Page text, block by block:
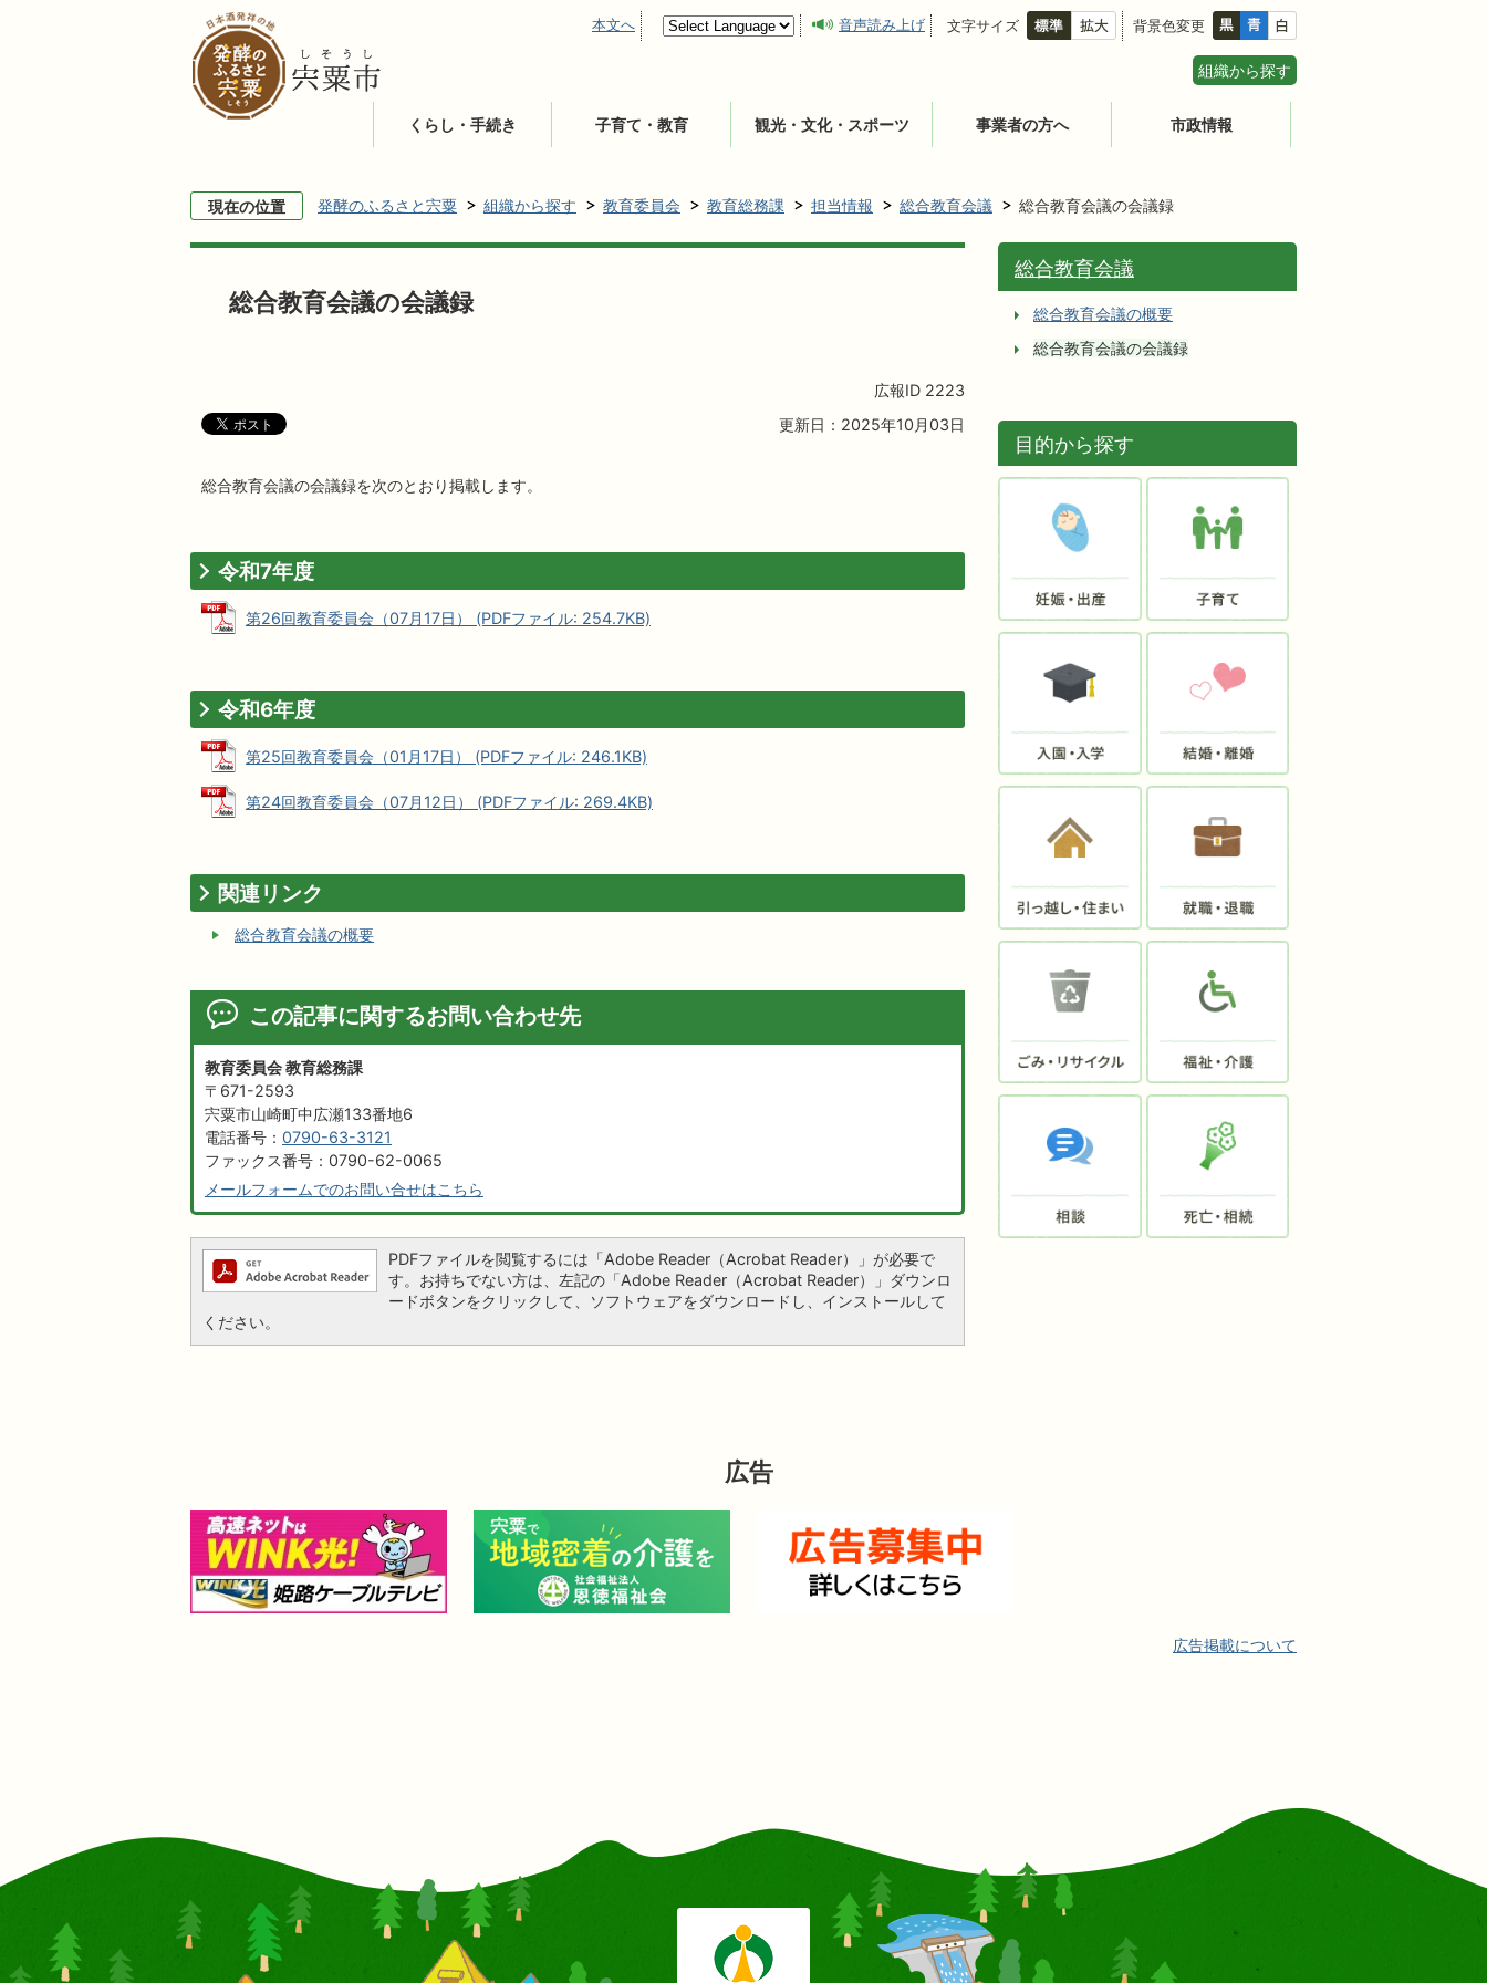
本文へ 音声読み上げ 文字サイズ 背景色変更
組織から探す
くらし・手続き 子育て・教育 観光・文化・スポーツ 事業者の方へ 市政情報
現在の位置 発酵のふるさと宍粟 組織から探す 教育委員会 教育総務課 担当情報 総合教育会議 総合教育会議の会議録
総合教育会議の会議録
広報ID 2223
更新日：2025年10月03日
総合教育会議の会議録を次のとおり掲載します。
令和7年度
第26回教育委員会（07月17日） (PDFファイル: 254.7KB)
令和6年度
第25回教育委員会（01月17日） (PDFファイル: 246.1KB)
第24回教育委員会（07月12日） (PDFファイル: 269.4KB)
関連リンク
総合教育会議の概要
この記事に関するお問い合わせ先
教育委員会 教育総務課
〒671-2593
宍粟市山崎町中広瀬133番地6
電話番号： 0790-63-3121
ファックス番号：0790-62-0065
メールフォームでのお問い合せはこちら
PDFファイルを閲覧するには「Adobe Reader（Acrobat Reader）」が必要で
す。お持ちでない方は、左記の「Adobe Reader（Acrobat Reader）」ダウンロ
ードボタンをクリックして、ソフトウェアをダウンロードし、インストールして
ください。
総合教育会議
総合教育会議の概要
総合教育会議の会議録
目的から探す
広告
広告掲載について